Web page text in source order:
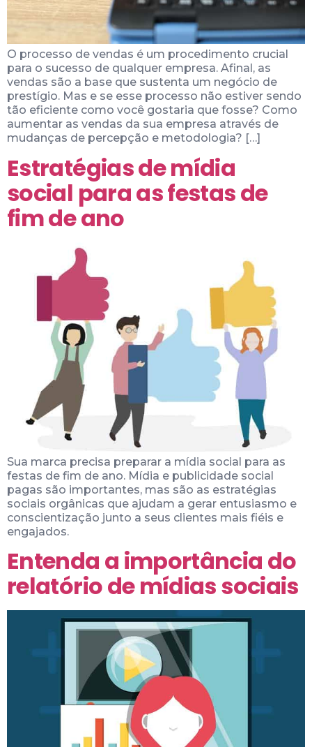
O processo de vendas é um procedimento crucial
para o sucesso de qualquer empresa. Afinal, as
vendas são a base que sustenta um negócio de
prestígio. Mas e se esse processo não estiver sendo
tão eficiente como você gostaria que fosse? Como
aumentar as vendas da sua empresa através de
mudanças de percepção e metodologia? […]
Estratégias de mídia
social para as festas de
fim de ano
Sua marca precisa preparar a mídia social para as
festas de fim de ano. Mídia e publicidade social
pagas são importantes, mas são as estratégias
sociais orgânicas que ajudam a gerar entusiasmo e
conscientização junto a seus clientes mais fiéis e
engajados.
Entenda a importância do
relatório de mídias sociais